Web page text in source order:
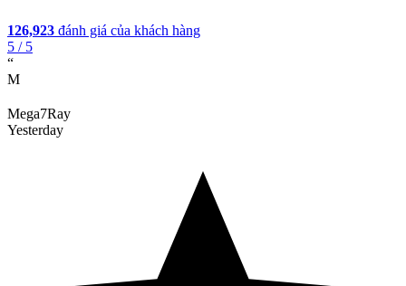
126,923 đánh giá của khách hàng
5 / 5
“
M
Mega7Ray
Yesterday